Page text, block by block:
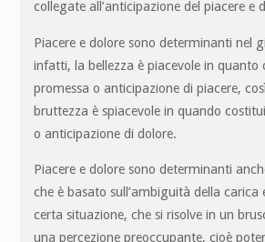
collegate all’anticipazione del piacere e
Piacere e dolore sono determinanti nel
infatti, la bellezza è piacevole in quanto
promessa o anticipazione di piacere,
bruttezza è spiacevole in quando
o anticipazione di dolore.
Piacere e dolore sono determinanti
che è basato sull’ambiguità della carica
certa situazione, che si risolve in un
una percezione preoccupante, cioè